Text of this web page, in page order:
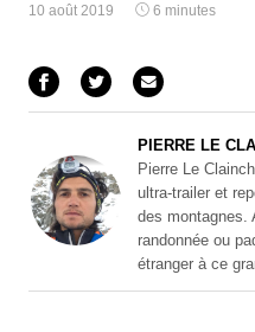
10 août 2019 6 minutes
PIERRE LE
Pierre Le
ultra-trailer et
des montagnes.
randonnée ou
étranger à ce